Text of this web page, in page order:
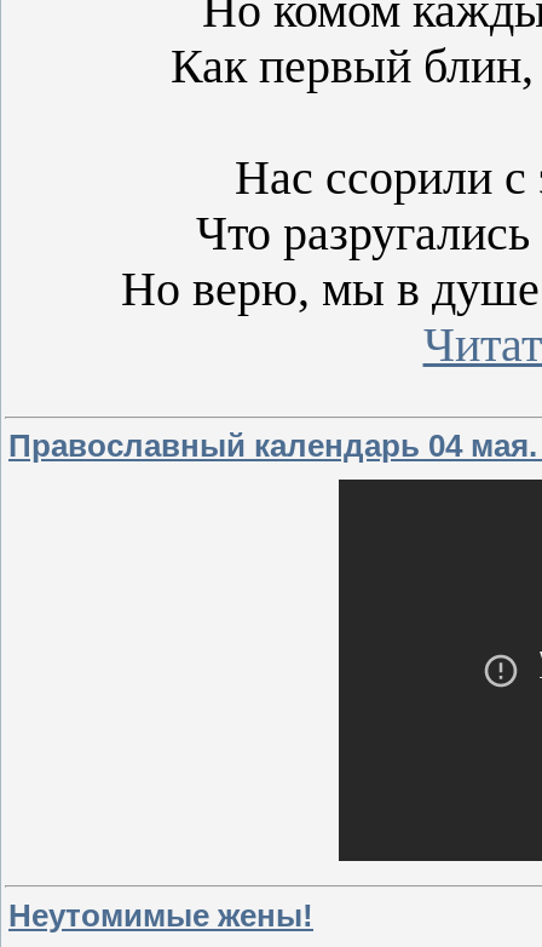
Но комом
Как первый
Нас ссорили с
Что
Но верю, мы в
Православный календарь 04
Неутомимые жены!